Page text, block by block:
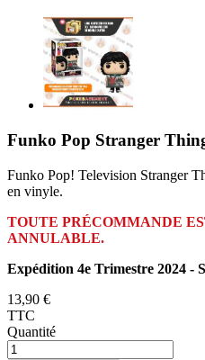
Funko Pop Stranger
Funko Pop! Television Stranger
en vinyle.
TOUTE PRÉCOMMANDE
ANNULABLE.
Expédition 4e Trimestre 2024 -
13,90 €
TTC
Quantité